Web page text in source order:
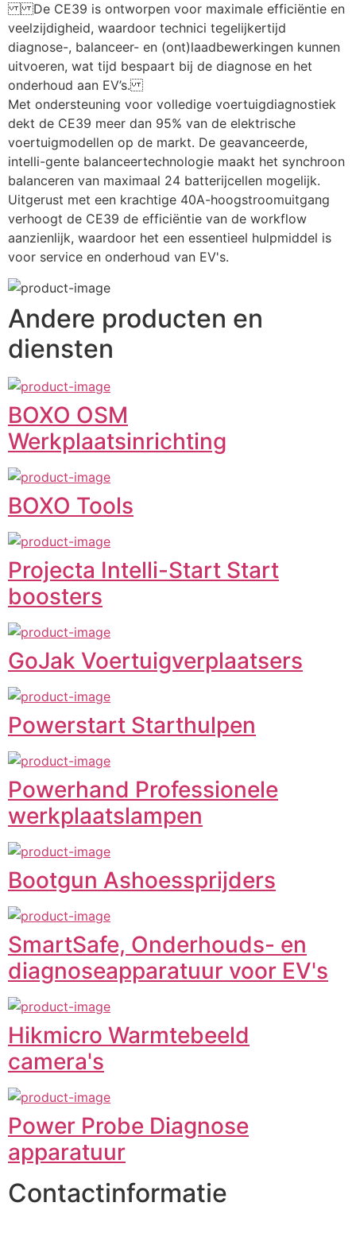
De CE39 is ontworpen voor maximale efficiëntie en
veelzijdigheid, waardoor technici tegelijkertijd
diagnose-, balanceer- en (ont)laadbewerkingen kunnen
uitvoeren, wat tijd bespaart bij de diagnose en het
onderhoud aan EV’s.
Met ondersteuning voor volledige voertuigdiagnostiek
dekt de CE39 meer dan 95% van de elektrische
voertuigmodellen op de markt. De geavanceerde,
intelli-gente balanceertechnologie maakt het synchroon
balanceren van maximaal 24 batterijcellen mogelijk.
Uitgerust met een krachtige 40A-hoogstroomuitgang
verhoogt de CE39 de efficiëntie van de workflow
aanzienlijk, waardoor het een essentieel hulpmiddel is
voor service en onderhoud van EV's.
Andere producten en
diensten
BOXO OSM
Werkplaatsinrichting
BOXO Tools
Projecta Intelli-Start Start
boosters
GoJak Voertuigverplaatsers
Powerstart Starthulpen
Powerhand Professionele
werkplaatslampen
Bootgun Ashoessprijders
SmartSafe, Onderhouds- en
diagnoseapparatuur voor EV's
Hikmicro Warmtebeeld
camera's
Power Probe Diagnose
apparatuur
Contactinformatie